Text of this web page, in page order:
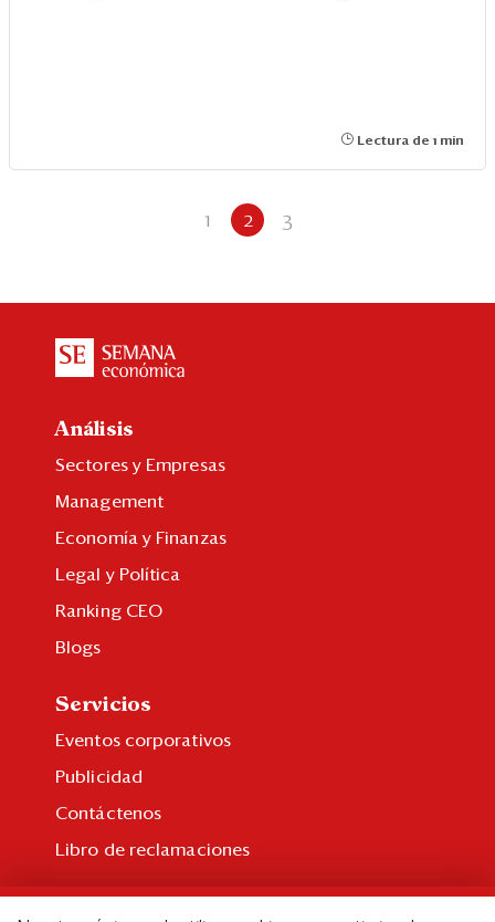
Lectura de 1 min
1 2 3
Análisis
Sectores y Empresas
Management
Economía y Finanzas
Legal y Política
Ranking CEO
Blogs
Servicios
Eventos corporativos
Publicidad
Contáctenos
Libro de reclamaciones